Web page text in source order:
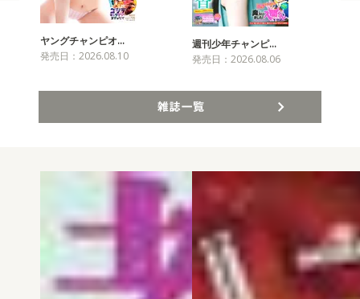
ヤングチャンピオ…
発売日：2026.08.10
週刊少年チャンピ…
発売日：2026.08.06